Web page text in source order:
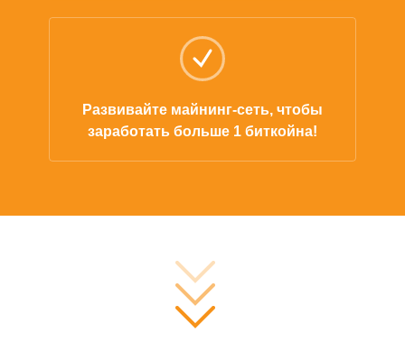
Развивайте майнинг-сеть, чтобы
заработать больше 1 биткойна!